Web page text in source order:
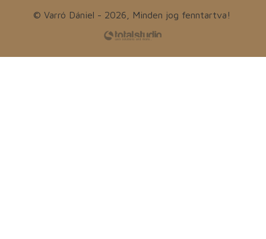
© Varró Dániel - 2026, Minden jog fenntartva!